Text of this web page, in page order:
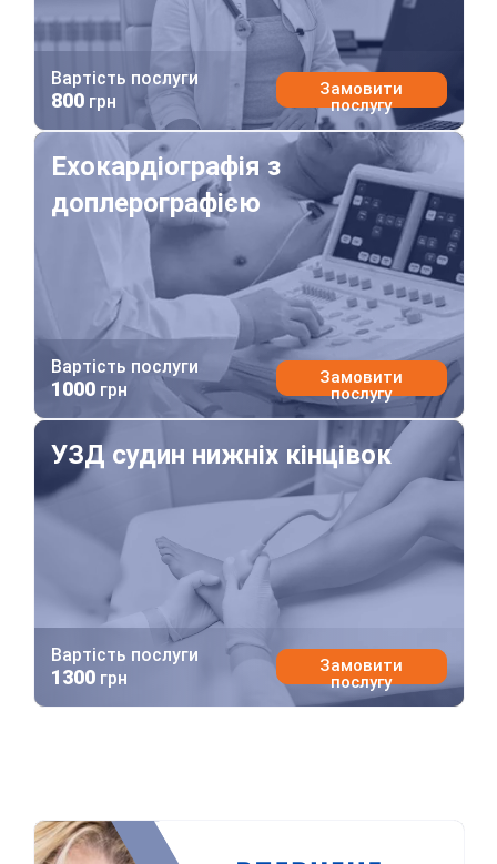
Вартість послуги
800грн
Замовити
послугу
Ехокардіографія з доплерографією
Ехокардіографія з
доплерографією
Вартість послуги
1000грн
Замовити
послугу
УЗД судин нижніх кінцівок
УЗД судин нижніх кінцівок
Вартість послуги
1300грн
Замовити
послугу
Впевнене майбутнє